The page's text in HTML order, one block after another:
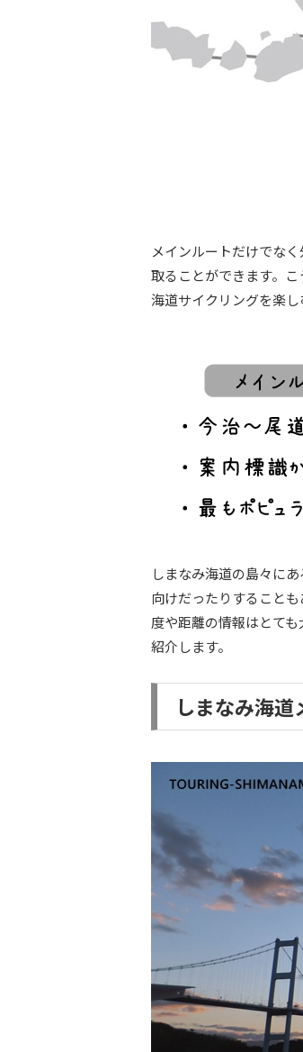
メインルートだけでな
取ることができます。
海道サイクリングを楽
しまなみ海道の島々に
向けだったりすること
度や距離の情報はとて
紹介します。
しまなみ海道